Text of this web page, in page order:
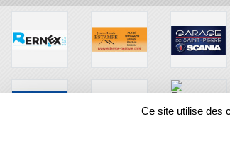
Ce site utilise des